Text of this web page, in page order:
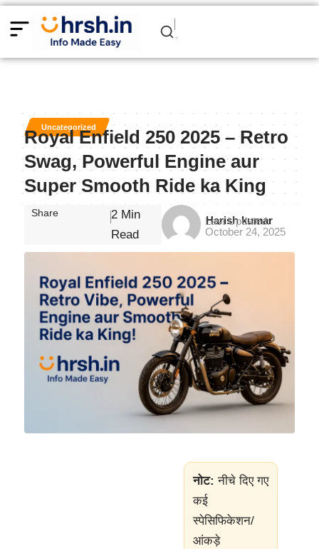
Uncategorized
Royal Enfield 250 2025 – Retro
Swag, Powerful Engine aur
Super Smooth Ride ka King
Harish kumar
Last Updated:
October 24, 2025
Share
2 Min
Read
नोट: नीचे दिए गए
कई
स्पेसिफिकेशन/
आंकड़े